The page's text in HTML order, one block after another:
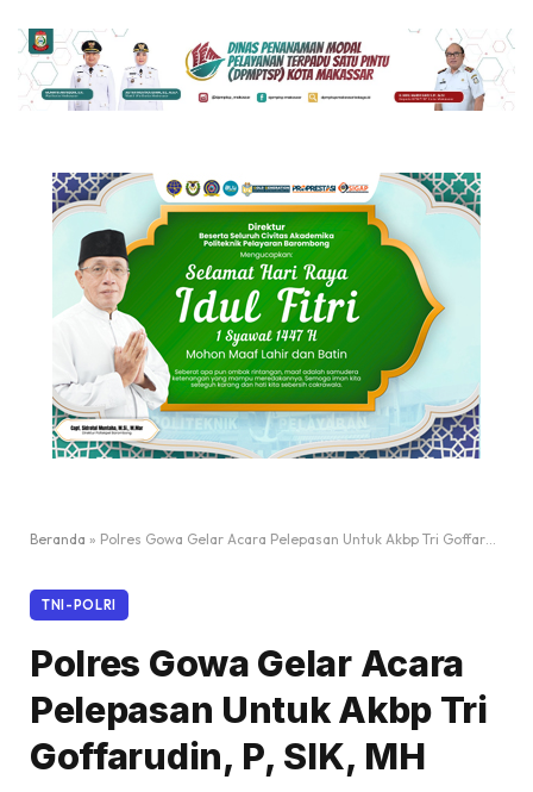
Beranda » Polres Gowa Gelar Acara Pelepasan Untuk Akbp Tri Goffarudin, P, SIK, MH
TNI-POLRI
Polres Gowa Gelar Acara
Pelepasan Untuk Akbp Tri
Goffarudin, P, SIK, MH